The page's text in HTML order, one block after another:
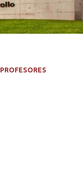
PROFESORES